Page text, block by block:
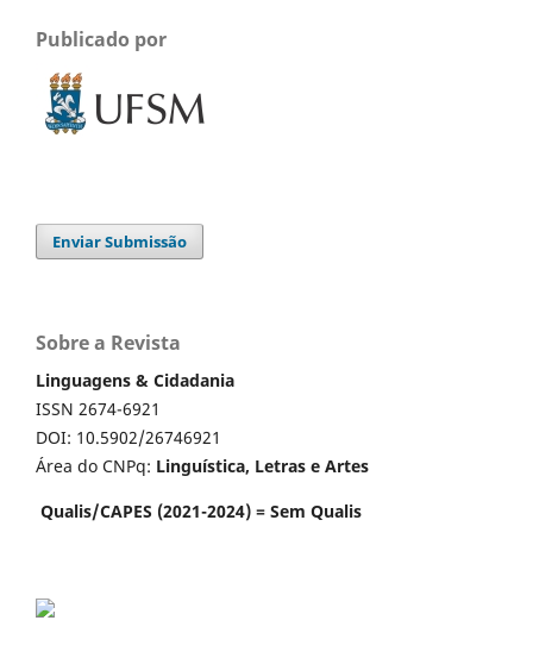
Publicado por
Enviar Submissão
Sobre a Revista
Linguagens & Cidadania
ISSN 2674-6921
DOI: 10.5902/26746921
Área do CNPq: Linguística, Letras e Artes
Qualis/CAPES (2021-2024) = Sem Qualis